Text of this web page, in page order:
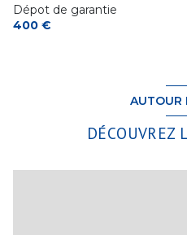
Dépot de garantie
400 €
AUTOUR
DÉCOUVREZ